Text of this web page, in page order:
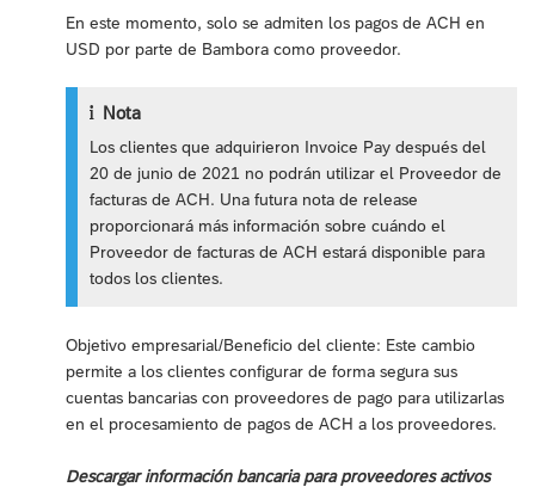
En este momento, solo se admiten los pagos de ACH en
USD por parte de Bambora como proveedor.
Nota
Los clientes que adquirieron Invoice Pay después del
20 de junio de 2021 no podrán utilizar el Proveedor de
facturas de ACH. Una futura nota de release
proporcionará más información sobre cuándo el
Proveedor de facturas de ACH estará disponible para
todos los clientes.
Objetivo empresarial/Beneficio del cliente: Este cambio
permite a los clientes configurar de forma segura sus
cuentas bancarias con proveedores de pago para utilizarlas
en el procesamiento de pagos de ACH a los proveedores.
Descargar información bancaria para proveedores activos